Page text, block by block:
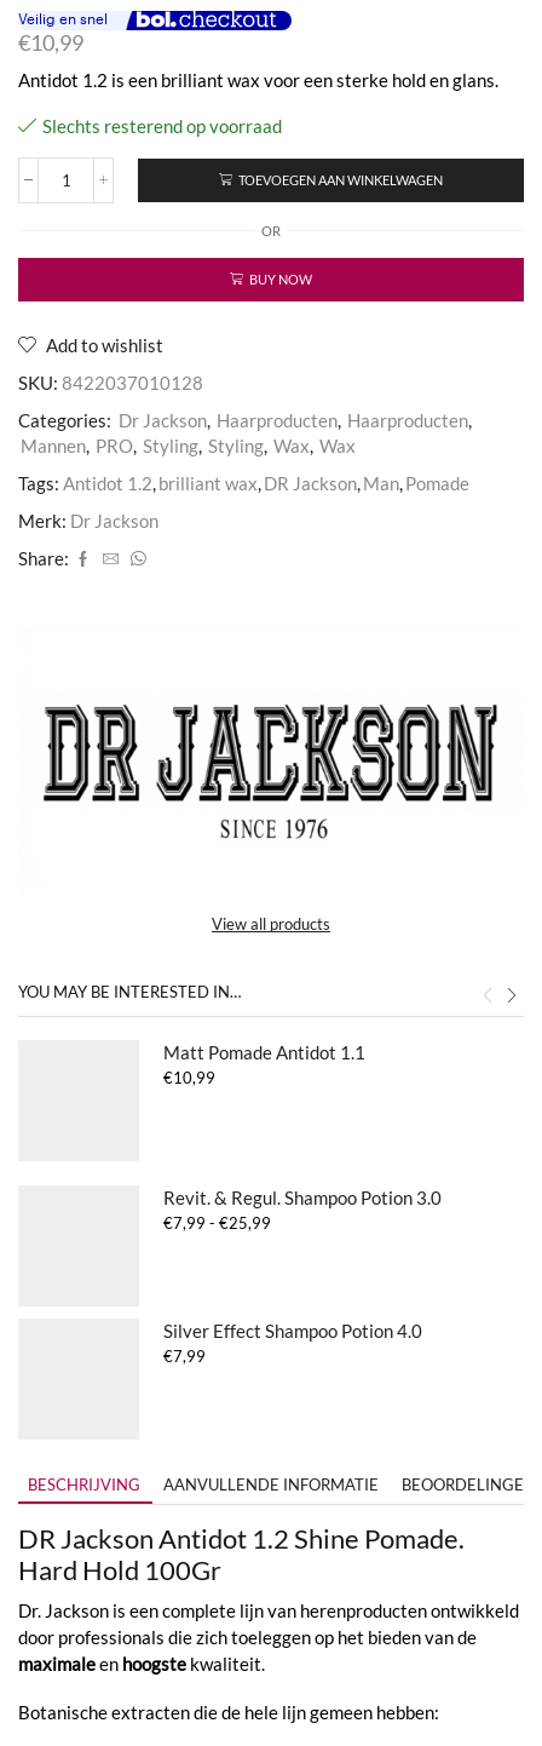
€10,99
Antidot 1.2 is een brilliant wax voor een sterke hold en glans.
Slechts resterend op voorraad
Shine
1.2
TOEVOEGEN AAN WINKELWAGEN
OR
BUY NOW
Add to wishlist
SKU: 8422037010128
Categories: Dr Jackson, Haarproducten, Haarproducten,
Mannen, PRO, Styling, Styling, Wax, Wax
Tags: Antidot 1.2,brilliant wax,DR Jackson,Man,Pomade
Merk: Dr Jackson
Share:
View all products
YOU MAY BE INTERESTED IN…
Matt Pomade Antidot 1.1
€10,99
Revit. & Regul. Shampoo Potion 3.0
€7,99 - €25,99
Silver Effect Shampoo Potion 4.0
€7,99
BESCHRIJVING AANVULLENDE INFORMATIE BEOORDELINGEN
DR Jackson Antidot 1.2 Shine Pomade.
Hard Hold 100Gr
Dr. Jackson is een complete lijn van herenproducten ontwikkeld
door professionals die zich toeleggen op het bieden van de
maximaleen hoogste kwaliteit.
Botanische extracten die de hele lijn gemeen hebben: